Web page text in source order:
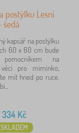
jsou také
na
a pracovní
nebo celou
postýlku Lesní
šedá
kapsář na postýlku
60 x 60 cm bude
na
věcí pro miminko,
mít hned po ruce.
334 Kč
SKLADEM